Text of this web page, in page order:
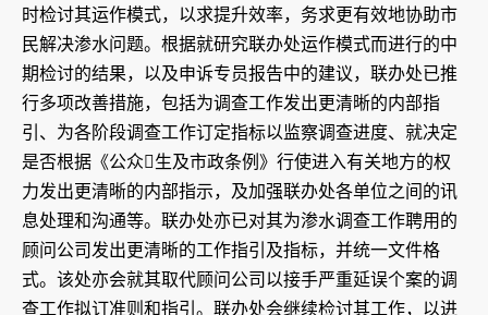
时检讨其运作模式，以求提升效率，务求更有效地协助市
民解决渗水问题。根据就研究联办处运作模式而进行的中
期检讨的结果，以及申诉专员报告中的建议，联办处已推
行多项改善措施，包括为调查工作发出更清晰的内部指
引、为各阶段调查工作订定指标以监察调查进度、就决定
是否根据《公众生及市政条例》行使进入有关地方的权
力发出更清晰的内部指示，及加强联办处各单位之间的讯
息处理和沟通等。联办处亦已对其为渗水调查工作聘用的
顾问公司发出更清晰的工作指引及指标，并统一文件格
式。该处亦会就其取代顾问公司以接手严重延误个案的调
查工作拟订准则和指引。联办处会继续检讨其工作，以进